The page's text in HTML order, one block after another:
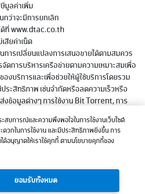
มูลค่าเพิ่ม
ว่าจะมีการยกเลิก
ด้ที่ www.dtac.co.th
สียค่าเน็ต
ารเปลี่ยนแปลงการเสนอขายได้ตามสมควร
ดการบริหารเครือข่ายตามความเหมาะสมเพื่อ
งบริการและเพื่อช่วยให้ผู้ใช้บริการโดยรวม
ระสิทธิภาพ เช่นจำกัดหรือลดความเร็วหรือ
งข้อมูลต่างๆ การใช้งาน Bit Torrent, การ
หลดไฟล์ขนาดใหญ่, หรือการใช้งานใดที่มีการ
กอย่างต่อเนื่องหรือที่มีผลต่อการใช้บริการ
มก่อหรืออาจะก่อให้เกิดความเสียหายต่อผู้ใช้
รือข่ายหรือการให้บริการโดยรวมของบริษัท
ะอุปกรณ์ที่รองรับ
สบการณ์และความพึงพอใจในการใช้งานเว็บไซต์
ดวกในการใช้งาน และมีประสิทธิภาพยิ่งขึ้น การ
อนุญาตให้เราใช้คุกกี้ ตามนโยบายคุกกี้ของ
ยอมรับทั้งหมด